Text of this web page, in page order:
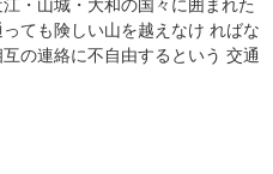
・山城・大和の国々に囲まれた
ても険しい山を越えなけ ればな
の連絡に不自由するという 交通